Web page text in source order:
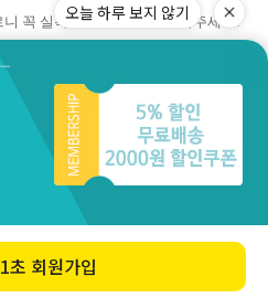
오늘 하루 보지 않기
1초 회원가입